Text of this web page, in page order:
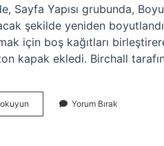
Sayfa Yapısı grubunda,
şekilde yeniden
için boş kağıtları
kapak ekledi. Birchall
okuyun Kitapçık
Nasıl
Yorum Bırak